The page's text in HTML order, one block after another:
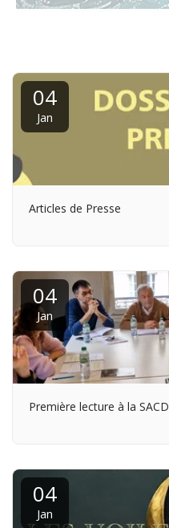
04
Jan
Articles de Presse
04
Jan
Première lecture à la SACD
04
Jan